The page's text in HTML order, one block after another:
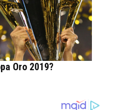
Oro 2019?